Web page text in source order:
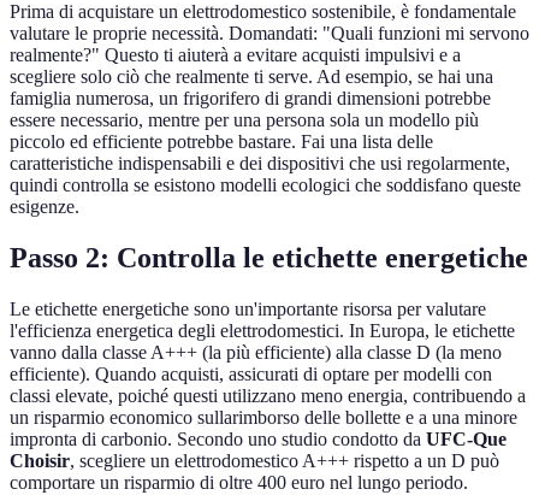
Prima di acquistare un elettrodomestico sostenibile, è fondamentale
valutare le proprie necessità. Domandati: "Quali funzioni mi servono
realmente?" Questo ti aiuterà a evitare acquisti impulsivi e a
scegliere solo ciò che realmente ti serve. Ad esempio, se hai una
famiglia numerosa, un frigorifero di grandi dimensioni potrebbe
essere necessario, mentre per una persona sola un modello più
piccolo ed efficiente potrebbe bastare. Fai una lista delle
caratteristiche indispensabili e dei dispositivi che usi regolarmente,
quindi controlla se esistono modelli ecologici che soddisfano queste
esigenze.
Passo 2: Controlla le etichette energetiche
Le etichette energetiche sono un'importante risorsa per valutare
l'efficienza energetica degli elettrodomestici. In Europa, le etichette
vanno dalla classe A+++ (la più efficiente) alla classe D (la meno
efficiente). Quando acquisti, assicurati di optare per modelli con
classi elevate, poiché questi utilizzano meno energia, contribuendo a
un risparmio economico sullarimborso delle bollette e a una minore
impronta di carbonio. Secondo uno studio condotto da UFC-Que
Choisir, scegliere un elettrodomestico A+++ rispetto a un D può
comportare un risparmio di oltre 400 euro nel lungo periodo.